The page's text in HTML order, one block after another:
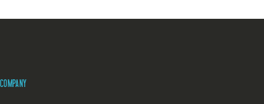
COMPANY